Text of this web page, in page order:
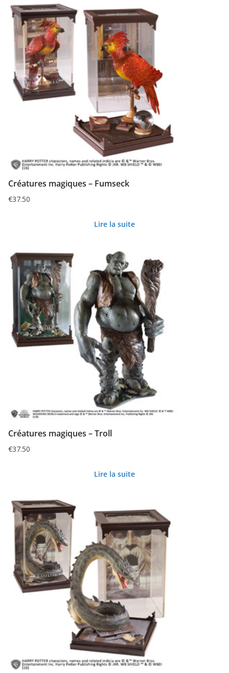
Créatures magiques – Fumseck
€37.50
Lire la suite
Créatures magiques – Troll
€37.50
Lire la suite